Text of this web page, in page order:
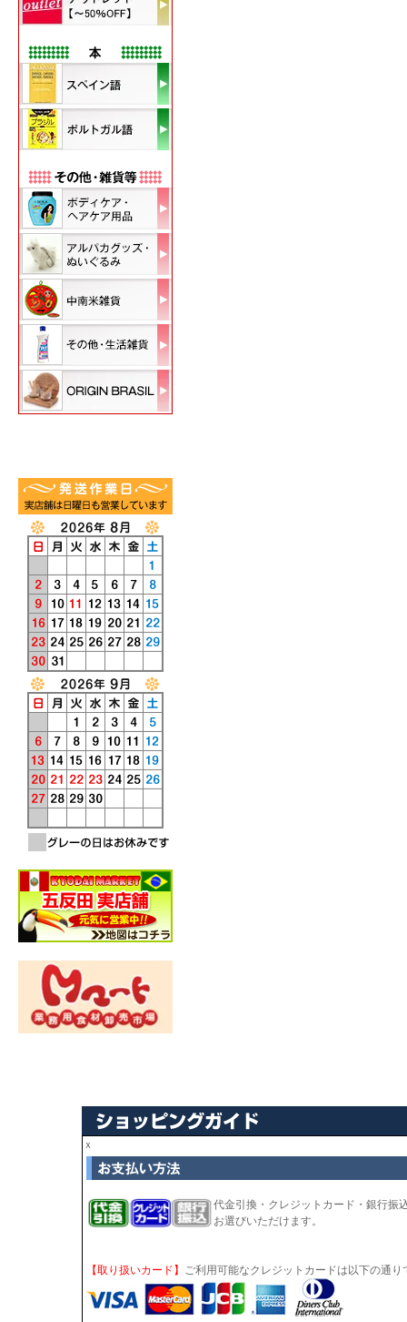
ｘ
代金引換・クレジットカード・銀行振
お選びいただけます。
【取り扱いカード】 ご利用可能なクレジットカードは以下の通り